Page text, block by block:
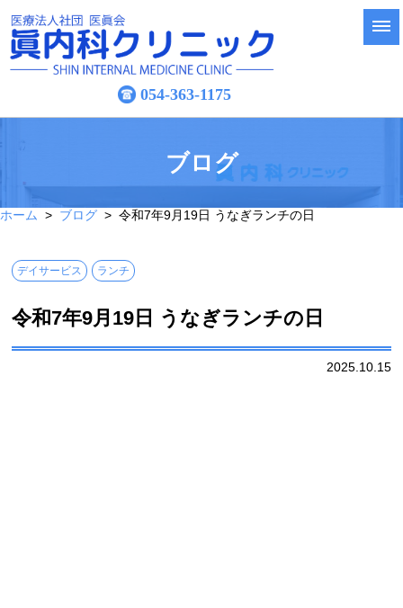
054-363-1175
ブログ
ホーム > ブログ > 令和7年9月19日 うなぎランチの日
デイサービス ランチ
令和7年9月19日 うなぎランチの日
2025.10.15